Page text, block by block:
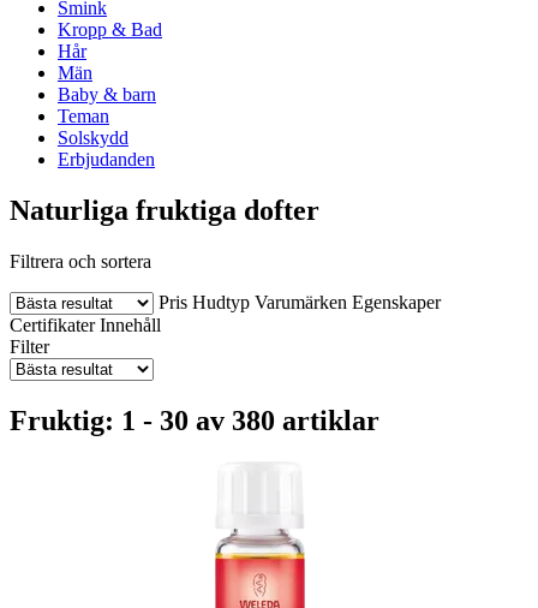
Smink
Kropp & Bad
Hår
Män
Baby & barn
Teman
Solskydd
Erbjudanden
Naturliga fruktiga dofter
Filtrera och sortera
Pris Hudtyp Varumärken Egenskaper
Certifikater Innehåll
Filter
Fruktig: 1 - 30 av 380 artiklar